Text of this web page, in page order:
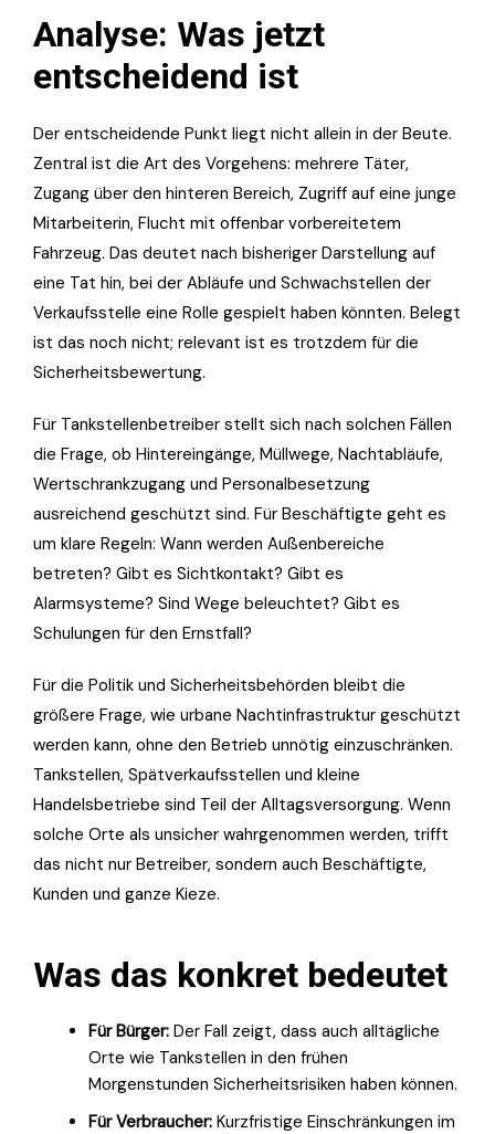
Analyse: Was jetzt
entscheidend ist
Der entscheidende Punkt liegt nicht allein in der Beute.
Zentral ist die Art des Vorgehens: mehrere Täter,
Zugang über den hinteren Bereich, Zugriff auf eine junge
Mitarbeiterin, Flucht mit offenbar vorbereitetem
Fahrzeug. Das deutet nach bisheriger Darstellung auf
eine Tat hin, bei der Abläufe und Schwachstellen der
Verkaufsstelle eine Rolle gespielt haben könnten. Belegt
ist das noch nicht; relevant ist es trotzdem für die
Sicherheitsbewertung.
Für Tankstellenbetreiber stellt sich nach solchen Fällen
die Frage, ob Hintereingänge, Müllwege, Nachtabläufe,
Wertschrankzugang und Personalbesetzung
ausreichend geschützt sind. Für Beschäftigte geht es
um klare Regeln: Wann werden Außenbereiche
betreten? Gibt es Sichtkontakt? Gibt es
Alarmsysteme? Sind Wege beleuchtet? Gibt es
Schulungen für den Ernstfall?
Für die Politik und Sicherheitsbehörden bleibt die
größere Frage, wie urbane Nachtinfrastruktur geschützt
werden kann, ohne den Betrieb unnötig einzuschränken.
Tankstellen, Spätverkaufsstellen und kleine
Handelsbetriebe sind Teil der Alltagsversorgung. Wenn
solche Orte als unsicher wahrgenommen werden, trifft
das nicht nur Betreiber, sondern auch Beschäftigte,
Kunden und ganze Kieze.
Was das konkret bedeutet
Für Bürger: Der Fall zeigt, dass auch alltägliche
Orte wie Tankstellen in den frühen
Morgenstunden Sicherheitsrisiken haben können.
Für Verbraucher: Kurzfristige Einschränkungen im